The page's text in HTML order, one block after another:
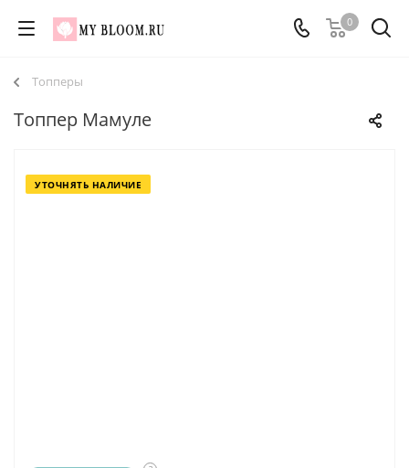
0
Топперы
Топпер Мамуле
УТОЧНЯТЬ НАЛИЧИЕ